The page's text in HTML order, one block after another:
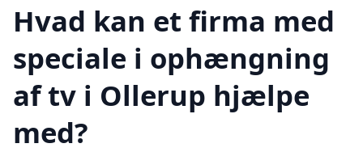
Hvad kan et firma med
speciale i ophængning
af tv i Ollerup hjælpe
med?